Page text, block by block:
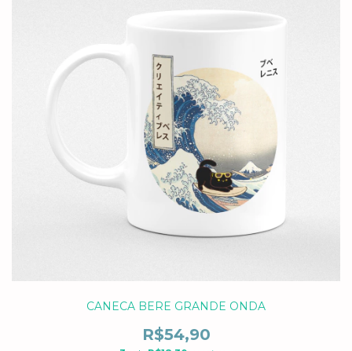
CANECA BERE GRANDE ONDA
R$54,90